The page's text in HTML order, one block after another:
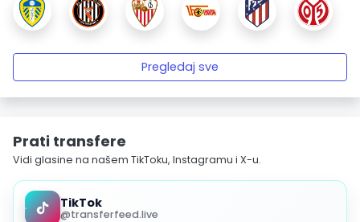
Pregledaj sve
Prati transfere
Vidi glasine na našem TikToku, Instagramu i X-u.
TikTok
@transferfeed.live